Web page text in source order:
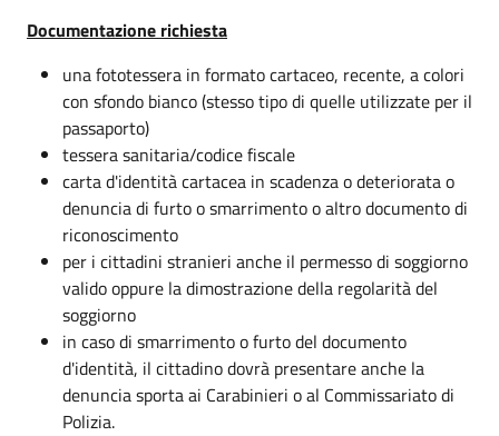
Documentazione richiesta
una fototessera in formato cartaceo, recente, a colori
con sfondo bianco (stesso tipo di quelle utilizzate per il
passaporto)
tessera sanitaria/codice fiscale
carta d'identità cartacea in scadenza o deteriorata o
denuncia di furto o smarrimento o altro documento di
riconoscimento
per i cittadini stranieri anche il permesso di soggiorno
valido oppure la dimostrazione della regolarità del
soggiorno
in caso di smarrimento o furto del documento
d'identità, il cittadino dovrà presentare anche la
denuncia sporta ai Carabinieri o al Commissariato di
Polizia.